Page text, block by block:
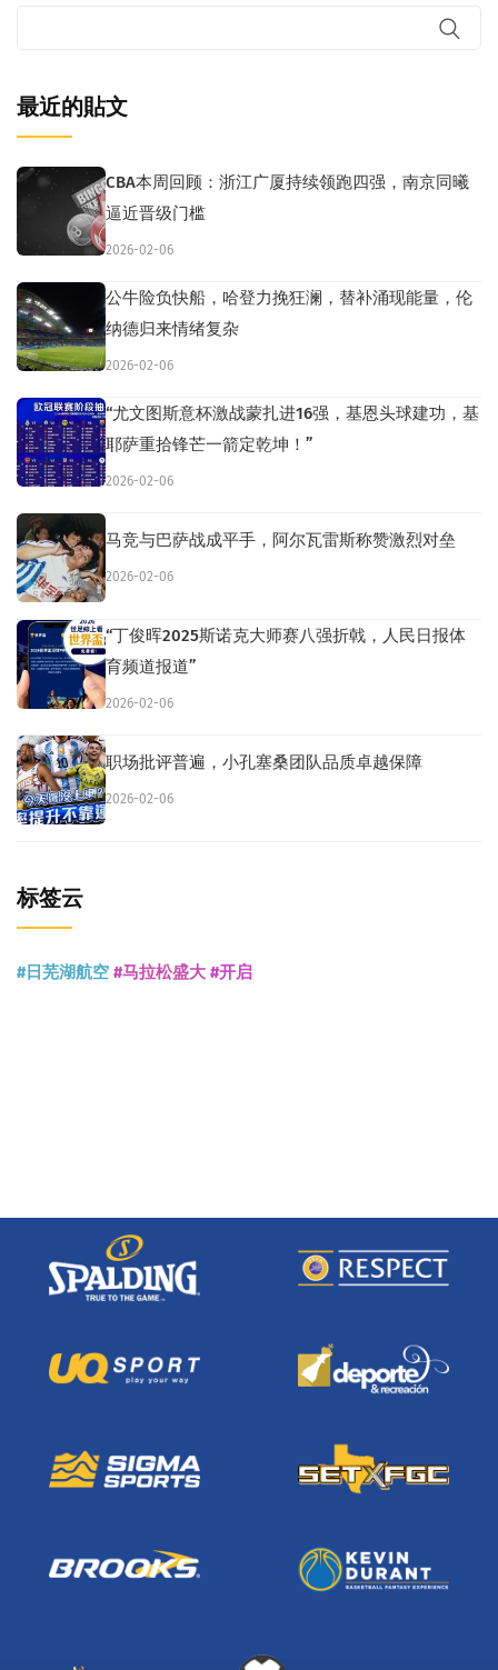
最近的貼文
CBA本周回顾：浙江广厦持续领跑四强，南京同曦
逼近晋级门槛
2026-02-06
公牛险负快船，哈登力挽狂澜，替补涌现能量，伦
纳德归来情绪复杂
2026-02-06
“尤文图斯意杯激战蒙扎进16强，基恩头球建功，基
耶萨重拾锋芒一箭定乾坤！”
2026-02-06
马竞与巴萨战成平手，阿尔瓦雷斯称赞激烈对垒
2026-02-06
“丁俊晖2025斯诺克大师赛八强折戟，人民日报体
育频道报道”
2026-02-06
职场批评普遍，小孔塞桑团队品质卓越保障
2026-02-06
标签云
#日芜湖航空 #马拉松盛大 #开启